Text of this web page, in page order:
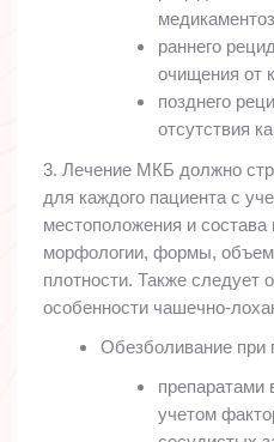
раннего
очищения от
позднего
отсутствия
3. Лечение МКБ должно
для каждого пациента с
местоположения и состава
морфологии, формы,
плотности. Также следует
особенности чашечно-
Обезболивание при
учетом